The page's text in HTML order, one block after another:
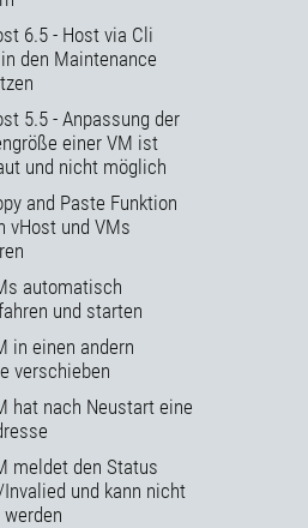
6.5 - Host via Cli
den Maintenance
5.5 - Anpassung der
einer VM ist
und nicht möglich
and Paste Funktion
vHost und VMs
automatisch
und starten
in einen andern
verschieben
hat nach Neustart eine
meldet den Status
und kann nicht